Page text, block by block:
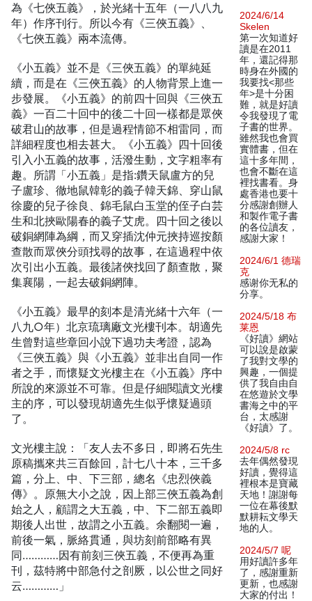
為《七俠五義》，於光緒十五年（一八八九
年）作序刊行。所以今有《三俠五義》、
《七俠五義》兩本流傳。
《小五義》並不是《三俠五義》的單純延
續，而是在《三俠五義》的人物背景上進一
步發展。《小五義》的前四十回與《三俠五
義》一百二十回中的後二十回一樣都是眾俠
破君山的故事，但是過程情節不相雷同，而
詳細程度也相去甚大。《小五義》四十回後
引入小五義的故事，活潑生動，文字粗率有
趣。所謂「小五義」是指:鑽天鼠盧方的兒
子盧珍、徹地鼠韓彰的義子韓天錦、穿山鼠
徐慶的兒子徐良、錦毛鼠白玉堂的侄子白芸
生和北挾歐陽春的義子艾虎。四十回之後以
破銅網陣為綱，而又穿插沈仲元挾持巡按顏
查散而眾俠分頭找尋的故事，在這過程中依
次引出小五義。最後諸俠找回了顏查散，聚
集襄陽，一起去破銅網陣。
《小五義》最早的刻本是清光緒十六年（一
八九○年）北京琉璃廠文光樓刊本。胡適先
生曾對這些章回小說下過功夫考證，認為
《三俠五義》與《小五義》並非出自同一作
者之手，而懷疑文光樓主在《小五義》序中
所說的來源並不可靠。但是仔細閱讀文光樓
主的序，可以發現胡適先生似乎懷疑過頭
了。
文光樓主說：「友人去不多日，即將石先生
原稿攜來共三百餘回，計七八十本，三千多
篇，分上、中、下三部，總名《忠烈俠義
傳》。原無大小之說，因上部三俠五義為創
始之人，顧謂之大五義，中、下二部五義即
期後人出世，故謂之小五義。余翻閱一遍，
前後一氣，脈絡貫通，與坊刻前部略有異
同…………因有前刻三俠五義，不便再為重
刊，茲特將中部急付之剖厥，以公世之同好
云…………」
2024/6/14
Skelen
第一次知道好
讀是在2011
年，還記得那
時身在外國的
我要找<那些
年>是十分困
難，就是好讀
令我發現了電
子書的世界。
雖然我也會買
實體書，但在
這十多年間，
也會不斷在這
裡找書看。身
處香港也要十
分感謝創辦人
和製作電子書
的各位讀友，
感謝大家！
2024/6/1 德瑞
克
感谢你无私的
分享。
2024/5/18 布
莱恩
《好讀》網站
可以說是啟蒙
了我對文學的
興趣，一個提
供了我自由自
在悠遊於文學
書海之中的平
台，太感謝
《好讀》了。
2024/5/8 rc
去年偶然發現
好讀，覺得這
裡根本是寶藏
天地！謝謝每
一位在幕後默
默耕耘文學天
地的人。
2024/5/7 呢
用好讀許多年
了，感謝重新
更新，也感謝
大家的付出！